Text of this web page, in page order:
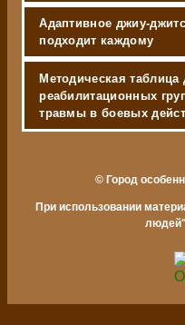
Адаптивное джиу-
подходит каждому
Методическая
реабилитационных
травмы в боевых
© Город
При использовании
людей"